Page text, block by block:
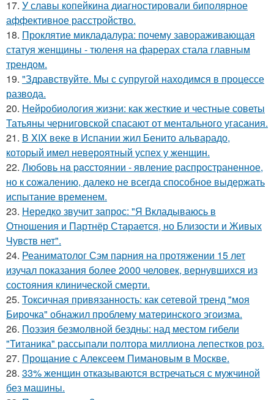
17. У славы копейкина диагностировали биполярное
аффективное расстройство.
18. Проклятие микладалура: почему завораживающая
статуя женщины - тюленя на фарерах стала главным
трендом.
19. "Здравствуйте. Mы с супругой находимся в процессе
развода.
20. Нейробиология жизни: как жесткие и честные советы
Татьяны черниговской спасают от ментального угасания.
21. В XIX веке в Испании жил Бенито альварадо,
который имел невероятный успех у женщин.
22. Любовь нa pacстоянии - явление распространенное,
но к сожалению, далеко не всегда способное выдержать
испытание временем.
23. Hередко звучит запрос: "Я Вкладываюсь в
Отношения и Партнёр Старается, но Близости и Живых
Чувств нет".
24. Реаниматолог Сэм парния на протяжении 15 лет
изучал показания более 2000 человек, вернувшихся из
состояния клинической смерти.
25. Токсичная привязанность: как сетевой тренд "моя
Бирочка" обнажил проблему материнского эгоизма.
26. Поэзия безмолвной бездны: над местом гибели
"Титаника" рассыпали полтора миллиона лепестков роз.
27. Прощание с Алексеем Пимановым в Москве.
28. 33% женщин отказываются встречаться с мужчиной
без машины.